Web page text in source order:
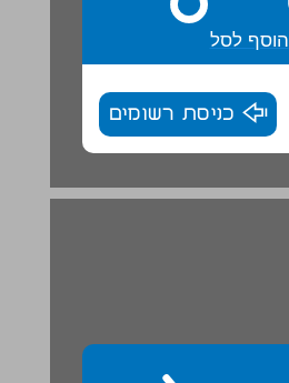
הוסף לסל
כניסת רשומים